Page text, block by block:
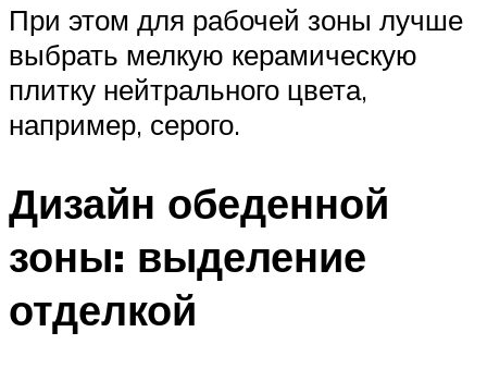
При этом для рабочей зоны лучше
выбрать мелкую керамическую
плитку нейтрального цвета,
например, серого.
Дизайн обеденной
зоны: выделение
отделкой